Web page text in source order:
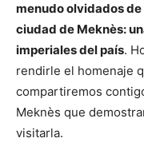
menudo olvidados
ciudad de Meknès:
imperiales del país.
rendirle el homenaje
compartiremos
Meknès que
visitarla.